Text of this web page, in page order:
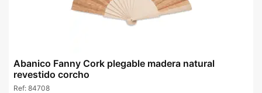
Abanico Fanny Cork plegable madera natural
revestido corcho
Ref: 84708